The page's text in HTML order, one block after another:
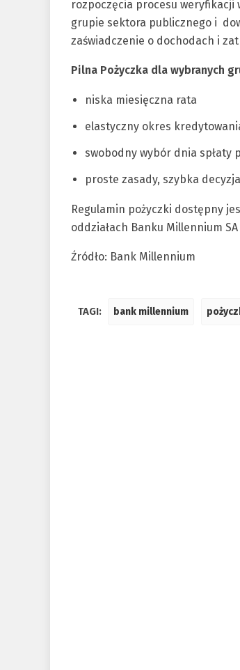
rozpoczęcia procesu
grupie sektora publicznego i
zaświadczenie o dochodach i
Pilna Pożyczka dla wybranych
niska miesięczna rata
elastyczny okres
swobodny wybór dnia spłaty
proste zasady, szybka
Regulamin pożyczki dostępny
oddziałach Banku Millennium
Źródło: Bank Millennium
TAGI: bank millennium